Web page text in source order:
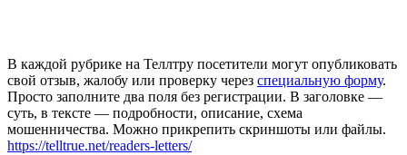
В каждой рубрике на Теллтру посетители могут опубликовать
свой отзыв, жалобу или проверку через специальную форму.
Просто заполните два поля без регистрации. В заголовке —
суть, в тексте — подробности, описание, схема
мошенничества. Можно прикрепить скриншоты или файлы.
https://telltrue.net/readers-letters/